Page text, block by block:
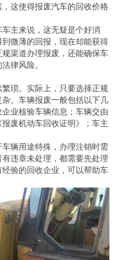
这使得报废汽车的回收价格
主来说，这无疑是个好消
微薄的回报，现在却能获得
渠道办理报废，还能确保车
律风险。
琐。实际上，只要选择正规
。车辆报废一般包括以下几
业核验车辆信息；车辆交由
废机动车回收证明》；车主
辆用途特殊，办理注销时需
违章未处理，都需要先处理
验的回收企业，可以帮助车